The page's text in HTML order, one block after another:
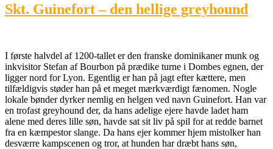
Skt. Guinefort – den hellige greyhound
I første halvdel af 1200-tallet er den franske dominikaner munk og
inkvisitor Stefan af Bourbon på prædike turne i Dombes egnen, der
ligger nord for Lyon. Egentlig er han på jagt efter kættere, men
tilfældigvis støder han på et meget mærkværdigt fænomen. Nogle
lokale bønder dyrker nemlig en helgen ved navn Guinefort. Han var
en trofast greyhound der, da hans adelige ejere havde ladet ham
alene med deres lille søn, havde sat sit liv på spil for at redde barnet
fra en kæmpestor slange. Da hans ejer kommer hjem mistolker han
desværre kampscenen og tror, at hunden har dræbt hans søn,